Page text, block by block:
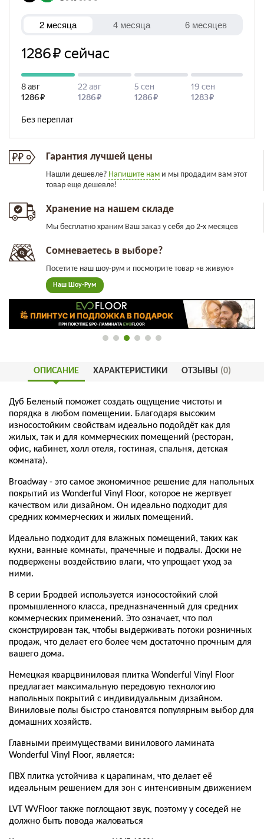
Гарантия лучшей цены
Нашли дешевле? Напишите нам и мы продадим вам этот
товар еще дешевле!
Хранение на нашем складе
Мы бесплатно храним Ваш заказ у себя до 2-х месяцев
Сомневаетесь в выборе?
Посетите наш шоу-рум и посмотрите товар «в живую»
Наш Шоу-Рум
ОПИСАНИЕ ХАРАКТЕРИСТИКИ ОТЗЫВЫ (0)
Дуб Беленый поможет создать ощущение чистоты и
порядка в любом помещении. Благодаря высоким
износостойким свойствам идеально подойдёт как для
жилых, так и для коммерческих помещений (ресторан,
офис, кабинет, холл отеля, гостиная, спальня, детская
комната).
Broadway - это самое экономичное решение для напольных
покрытий из Wonderful Vinyl Floor, которое не жертвует
качеством или дизайном. Он идеально подходит для
средних коммерческих и жилых помещений.
Идеально подходит для влажных помещений, таких как
кухни, ванные комнаты, прачечные и подвалы. Доски не
подвержены воздействию влаги, что упрощает уход за
ними.
В серии Бродвей используется износостойкий слой
промышленного класса, предназначенный для средних
коммерческих применений. Это означает, что пол
сконструирован так, чтобы выдерживать потоки розничных
продаж, что делает его более чем достаточно прочным для
вашего дома.
Немецкая кварцвиниловая плитка Wonderful Vinyl Floor
предлагает максимальную передовую технологию
напольных покрытий с индивидуальным дизайном.
Виниловые полы быстро становятся популярным выбор для
домашних хозяйств.
Главными преимуществами винилового ламината
Wonderful Vinyl Floor, является:
ПВХ плитка устойчива к царапинам, что делает её
идеальным решением для зон с интенсивным движением
LVT WVFloor также поглощают звук, поэтому у соседей не
должно быть повода жаловаться